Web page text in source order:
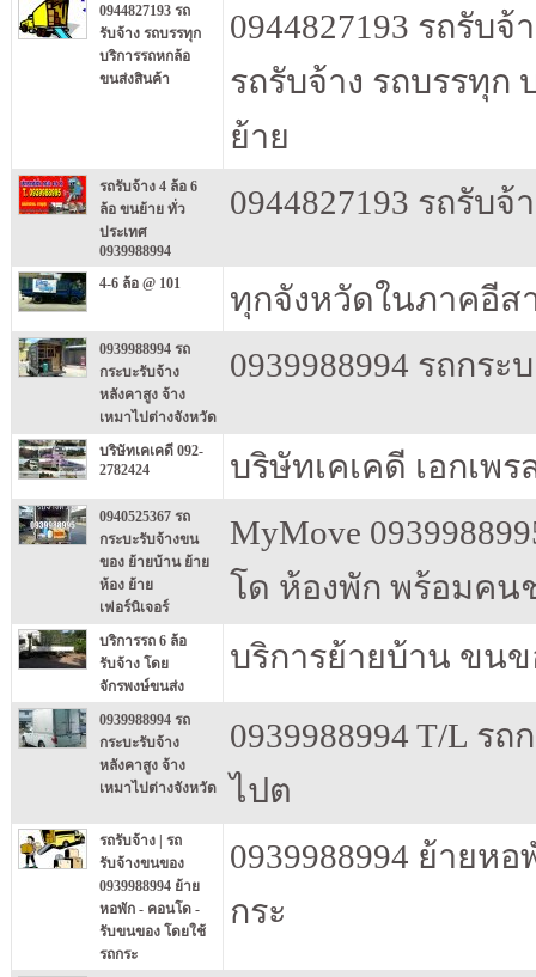
0944827193 รถ
รับจ้าง รถบรรทุก
บริการรถหกล้อ
ขนส่งสินค้า
0944827193 รถรับ
รถรับจ้าง รถบรรทุ
ย้าย
รถรับจ้าง 4 ล้อ 6
ล้อ ขนย้าย ทั่ว
ประเทศ
0939988994
0944827193 รถรับ
4-6 ล้อ @ 101 ทุกจังหวัดในภาคอีส
0939988994 รถ
กระบะรับจ้าง
หลังคาสูง จ้าง
เหมาไปต่างจังหวัด
0939988994 รถกร
บริษัทเคเคดี 092-
2782424
บริษัทเคเคดี เอกเพ
0940525367 รถ
กระบะรับจ้างขน
ของ ย้ายบ้าน ย้าย
ห้อง ย้าย
เฟอร์นิเจอร์
MyMove
โด ห้องพัก พร้อมคน
บริการรถ 6 ล้อ
รับจ้าง โดย
จักรพงษ์ขนส่ง
บริการย้ายบ้าน ขน
0939988994 รถ
กระบะรับจ้าง
หลังคาสูง จ้าง
เหมาไปต่างจังหวัด
0939988994 T/L ร
ไปต
รถรับจ้าง | รถ
รับจ้างขนของ
0939988994 ย้าย
หอพัก - คอนโด -
รับขนของ โดยใช้
รถกระ
0939988994 ย้ายห
กระ